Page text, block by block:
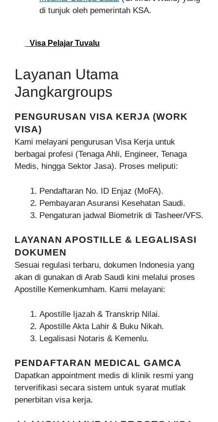
di tunjuk oleh pemerintah KSA.
Visa Pelajar Tuvalu
Layanan Utama
Jangkargroups
PENGURUSAN VISA KERJA (WORK
VISA)
Kami melayani pengurusan Visa Kerja untuk
berbagai profesi (Tenaga Ahli, Engineer, Tenaga
Medis, hingga Sektor Jasa). Proses meliputi:
Pendaftaran No. ID Enjaz (MoFA).
Pembayaran Asuransi Kesehatan Saudi.
Pengaturan jadwal Biometrik di Tasheer/VFS.
LAYANAN APOSTILLE & LEGALISASI
DOKUMEN
Sesuai regulasi terbaru, dokumen Indonesia yang
akan di gunakan di Arab Saudi kini melalui proses
Apostille Kemenkumham. Kami melayani:
Apostille Ijazah & Transkrip Nilai.
Apostille Akta Lahir & Buku Nikah.
Legalisasi Notaris & Kemenlu.
PENDAFTARAN MEDICAL GAMCA
Dapatkan appointment medis di klinik resmi yang
terverifikasi secara sistem untuk syarat mutlak
penerbitan visa kerja.